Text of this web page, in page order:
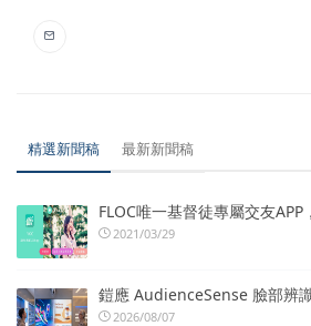
精選新聞稿 最新新聞稿
FLOC唯一基督徒專屬交友
2021/03/29
鎧應 AudienceSense 臉部辨
2026/08/07